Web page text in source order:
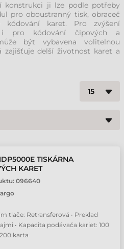
konstrukci ji lze podle potřeby
pro oboustranný tisk, obraceč
karet. Pro zvýšení
i pro kódování čipových a
být vybavena volitelnou
zajišťuje delší životnost karet a
TISKÁRNA
KARET
096640
tlače: Retransferová • Preklad
• Kapacita podávača kariet: 100
karta